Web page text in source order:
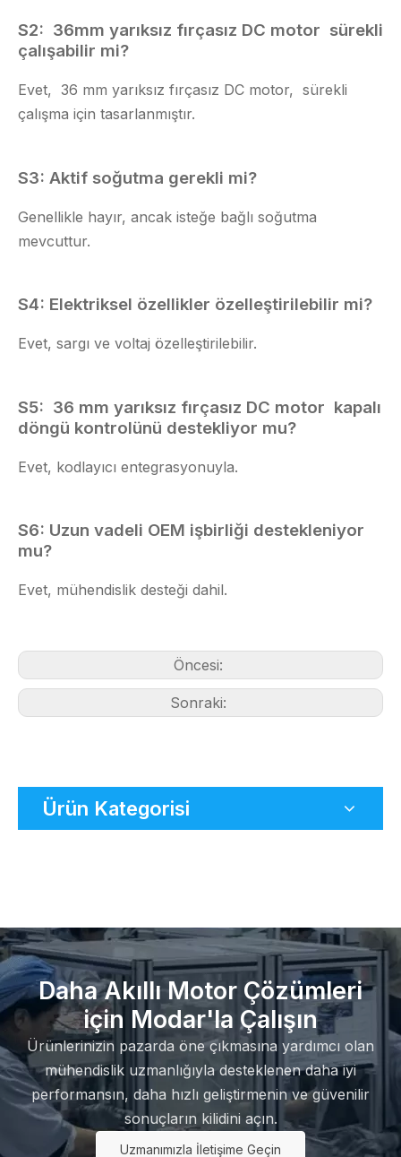
S2: 36mm yarıksız fırçasız DC motor sürekli
çalışabilir mi?
Evet, 36 mm yarıksız fırçasız DC motor, sürekli
çalışma için tasarlanmıştır.
S3: Aktif soğutma gerekli mi?
Genellikle hayır, ancak isteğe bağlı soğutma
mevcuttur.
S4: Elektriksel özellikler özelleştirilebilir mi?
Evet, sargı ve voltaj özelleştirilebilir.
S5: 36 mm yarıksız fırçasız DC motor kapalı
döngü kontrolünü destekliyor mu?
Evet, kodlayıcı entegrasyonuyla.
S6: Uzun vadeli OEM işbirliği destekleniyor
mu?
Evet, mühendislik desteği dahil.
Öncesi:
Sonraki:
Ürün Kategorisi
Daha Akıllı Motor Çözümleri
için Modar'la Çalışın
Ürünlerinizin pazarda öne çıkmasına yardımcı olan
mühendislik uzmanlığıyla desteklenen daha iyi
performansın, daha hızlı geliştirmenin ve güvenilir
sonuçların kilidini açın.
Uzmanımızla İletişime Geçin